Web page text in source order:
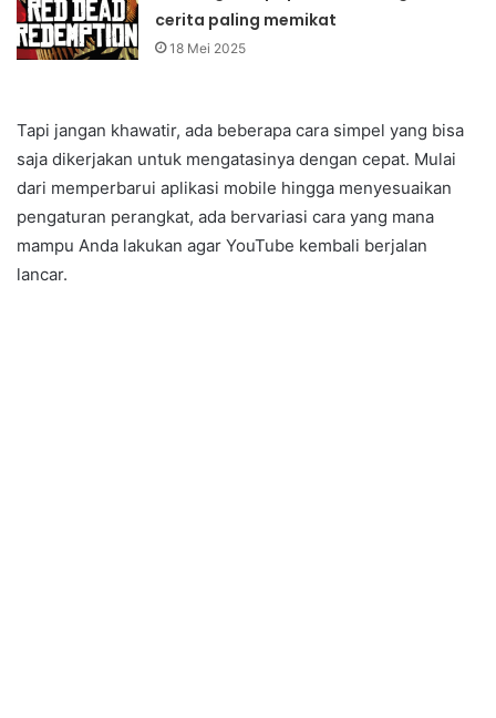
cerita paling memikat
18 Mei 2025
Tapi jangan khawatir, ada beberapa cara simpel yang bisa
saja dikerjakan untuk mengatasinya dengan cepat. Mulai
dari memperbarui aplikasi mobile hingga menyesuaikan
pengaturan perangkat, ada bervariasi cara yang mana
mampu Anda lakukan agar YouTube kembali berjalan
lancar.